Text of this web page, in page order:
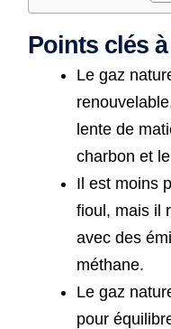
Points clés
Le gaz
lente de
charbon et
Il est moins
fioul, mais il
avec des
méthane.
Le gaz
pour